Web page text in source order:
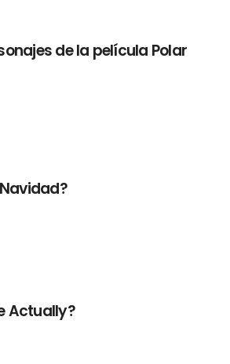
de la película Polar
Actually?